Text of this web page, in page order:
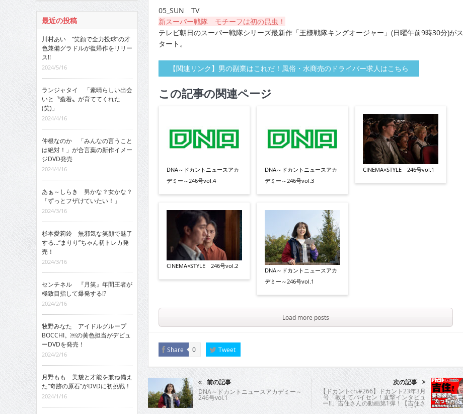
05_SUN TV
新スーパー戦隊 モチーフは初の昆虫！
テレビ朝日のスーパー戦隊シリーズ最新作「王様戦隊キングオージャー」(日曜午前9時30分)がス
タート。
【関連リンク】男の副業はこれだ！風俗・水商売のドライバー求人はこちら
この記事の関連ページ
DNA～ドカントニュースアカ
デミー～246号vol.4
CINEMA×STYLE 246号vol.2
DNA～ドカントニュースアカ
デミー～246号vol.3
DNA～ドカントニュースアカ
デミー～246号vol.1
CINEMA×STYLE 246号vol.1
Load more posts
Share 0 Tweet
前の記事
DNA～ドカントニュースアカデミー～
246号vol.1
次の記事
【ドカントch.#266】ドカント23年3月
号「教えてパイセン！直撃インタビュ
ー!!」吉住さんの動画第1弾！【吉住さ
ん1/3】
最近の投稿
川村あい “笑顔で全力投球”の才
色兼備グラドルが復帰作をリリー
ス!!
2024/5/16
ランジャタイ 「素晴らしい出会
いと〝癒着〟が育ててくれた
(笑)」
2024/4/16
仲根なのか 「みんなの言うこと
は絶対！」が合言葉の新作イメー
ジDVD発売
2024/4/16
あぁ～しらき 男かな？女かな？
「ずっとフザけていたい！」
2024/3/16
杉本愛莉鈴 無邪気な笑顔で魅了
する…“まりり”ちゃん初トレカ発
売！
2024/3/16
センチネル 『月笑』年間王者が
極致目指して爆発する!?
2024/2/16
牧野みなた アイドルグループ
BOCCHI。￼の黄色担当がデビュ
ーDVDを発売！
2024/2/16
月野もも 美貌と才能を兼ね備え
た“奇跡の原石”がDVDに初挑戦！
2024/1/16